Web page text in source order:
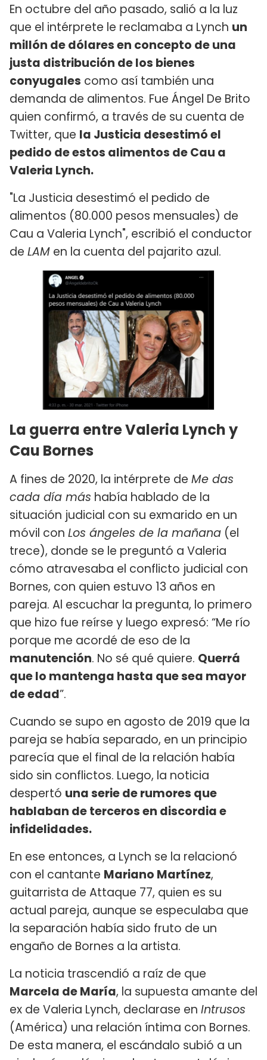
En octubre del año pasado, salió a la luz
que el intérprete le reclamaba a Lynch un
millón de dólares en concepto de una
justa distribución de los bienes
conyugales como así también una
demanda de alimentos. Fue Ángel De Brito
quien confirmó, a través de su cuenta de
Twitter, que la Justicia desestimó el
pedido de estos alimentos de Cau a
Valeria Lynch.
"La Justicia desestimó el pedido de
alimentos (80.000 pesos mensuales) de
Cau a Valeria Lynch", escribió el conductor
de LAM en la cuenta del pajarito azul.
La guerra entre Valeria Lynch y
Cau Bornes
A fines de 2020, la intérprete de Me das
cada día más había hablado de la
situación judicial con su exmarido en un
móvil con Los ángeles de la mañana (el
trece), donde se le preguntó a Valeria
cómo atravesaba el conflicto judicial con
Bornes, con quien estuvo 13 años en
pareja. Al escuchar la pregunta, lo primero
que hizo fue reírse y luego expresó: “Me río
porque me acordé de eso de la
manutención. No sé qué quiere. Querrá
que lo mantenga hasta que sea mayor
de edad”.
Cuando se supo en agosto de 2019 que la
pareja se había separado, en un principio
parecía que el final de la relación había
sido sin conflictos. Luego, la noticia
despertó una serie de rumores que
hablaban de terceros en discordia e
infidelidades.
En ese entonces, a Lynch se la relacionó
con el cantante Mariano Martínez,
guitarrista de Attaque 77, quien es su
actual pareja, aunque se especulaba que
la separación había sido fruto de un
engaño de Bornes a la artista.
La noticia trascendió a raíz de que
Marcela de María, la supuesta amante del
ex de Valeria Lynch, declarase en Intrusos
(América) una relación íntima con Bornes.
De esta manera, el escándalo subió a un